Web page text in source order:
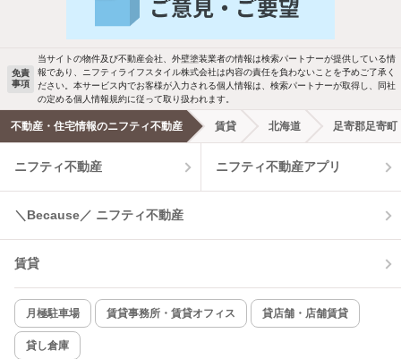
洗濯機置場あり 独立洗面台
エアコンあり 都市ガス
温水洗浄便座 オートロック
コンロ2口以上
新着のみ インターネット無料
該当件数:
免責
事項
当サイトの物件及び不動産会社、外壁塗装業者の情報は検索パートナーが提供している情
報であり、ニフティライフスタイル株式会社は内容の責任を負わないことを予めご了承く
ださい。本サービス内でお客様が入力される個人情報は、検索パートナーが取得し、同社
の定める個人情報規約に従って取り扱われます。
不動産・住宅情報のニフティ不動産 賃貸 北海道 足寄郡足寄町
ニフティ不動産 ニフティ不動産アプリ
＼Because／ ニフティ不動産
賃貸
月極駐車場 賃貸事務所・賃貸オフィス 貸店舗・店舗賃貸
貸し倉庫